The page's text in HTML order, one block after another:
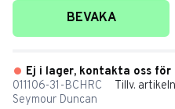
Lägg till i favoriter
BEVAKA
Ej i lager, kontakta oss för
011106-31-BCHRC
Tillv.
Seymour Duncan